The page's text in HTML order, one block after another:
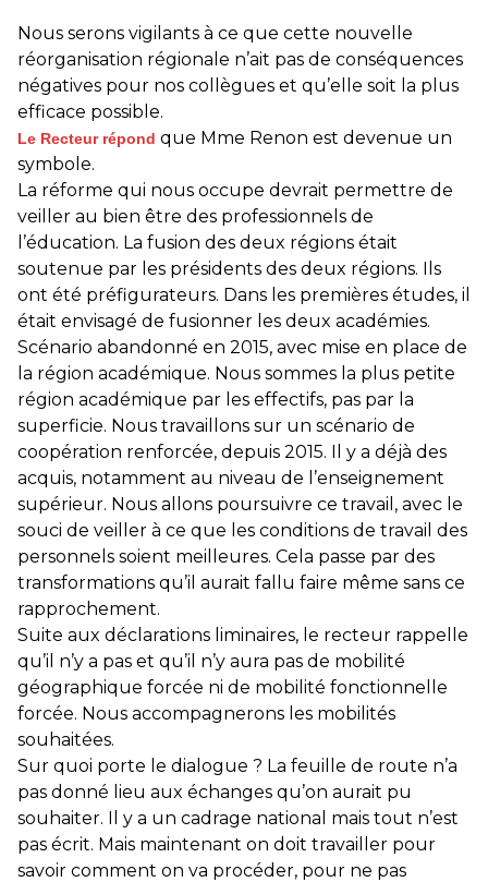
Nous serons vigilants à ce que cette nouvelle
réorganisation régionale n’ait pas de conséquences
négatives pour nos collègues et qu’elle soit la plus
efficace possible.
Le Recteur répond que Mme Renon est devenue un
symbole.
La réforme qui nous occupe devrait permettre de
veiller au bien être des professionnels de
l’éducation. La fusion des deux régions était
soutenue par les présidents des deux régions. Ils
ont été préfigurateurs. Dans les premières études, il
était envisagé de fusionner les deux académies.
Scénario abandonné en 2015, avec mise en place de
la région académique. Nous sommes la plus petite
région académique par les effectifs, pas par la
superficie. Nous travaillons sur un scénario de
coopération renforcée, depuis 2015. Il y a déjà des
acquis, notamment au niveau de l’enseignement
supérieur. Nous allons poursuivre ce travail, avec le
souci de veiller à ce que les conditions de travail des
personnels soient meilleures. Cela passe par des
transformations qu’il aurait fallu faire même sans ce
rapprochement.
Suite aux déclarations liminaires, le recteur rappelle
qu’il n’y a pas et qu’il n’y aura pas de mobilité
géographique forcée ni de mobilité fonctionnelle
forcée. Nous accompagnerons les mobilités
souhaitées.
Sur quoi porte le dialogue ? La feuille de route n’a
pas donné lieu aux échanges qu’on aurait pu
souhaiter. Il y a un cadrage national mais tout n’est
pas écrit. Mais maintenant on doit travailler pour
savoir comment on va procéder, pour ne pas